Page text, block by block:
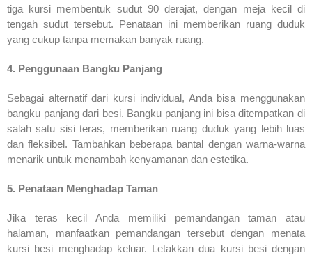
tiga kursi membentuk sudut 90 derajat, dengan meja kecil di
tengah sudut tersebut. Penataan ini memberikan ruang duduk
yang cukup tanpa memakan banyak ruang.
4. Penggunaan Bangku Panjang
Sebagai alternatif dari kursi individual, Anda bisa menggunakan
bangku panjang dari besi. Bangku panjang ini bisa ditempatkan di
salah satu sisi teras, memberikan ruang duduk yang lebih luas
dan fleksibel. Tambahkan beberapa bantal dengan warna-warna
menarik untuk menambah kenyamanan dan estetika.
5. Penataan Menghadap Taman
Jika teras kecil Anda memiliki pemandangan taman atau
halaman, manfaatkan pemandangan tersebut dengan menata
kursi besi menghadap keluar. Letakkan dua kursi besi dengan